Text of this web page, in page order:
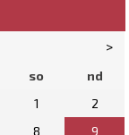
>
so
nd
1
2
8 9